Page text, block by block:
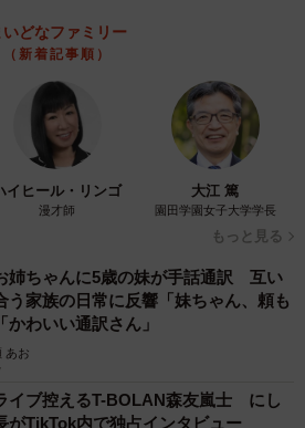
いどなファミリー
（新着記事順）
イヒール・リンゴ
漫才師
大江 篤
園田学園女子大学学長
もっと見る
姉ちゃんに5歳の妹が手話通訳 互い
う家族の日常に反響「妹ちゃん、頼も
かわいい通訳さん」
あお
イブ控えるT-BOLAN森友嵐士 にし
がTikTok内で独占インタビュー